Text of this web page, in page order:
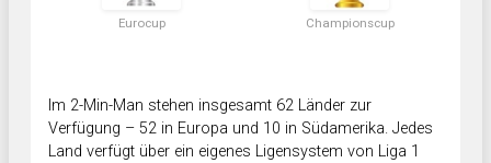
Eurocup Championscup
Im 2-Min-Man stehen insgesamt 62 Länder zur
Verfügung – 52 in Europa und 10 in Südamerika. Jedes
Land verfügt über ein eigenes Ligensystem von Liga 1